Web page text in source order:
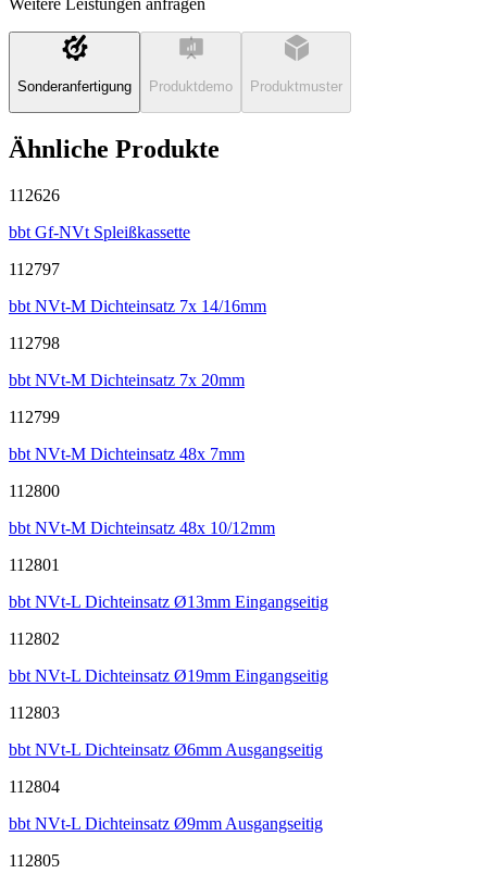
Weitere Leistungen anfragen
Sonderanfertigung Produktdemo Produktmuster
Ähnliche Produkte
112626
bbt Gf-NVt Spleißkassette
112797
bbt NVt-M Dichteinsatz 7x 14/16mm
112798
bbt NVt-M Dichteinsatz 7x 20mm
112799
bbt NVt-M Dichteinsatz 48x 7mm
112800
bbt NVt-M Dichteinsatz 48x 10/12mm
112801
bbt NVt-L Dichteinsatz Ø13mm Eingangseitig
112802
bbt NVt-L Dichteinsatz Ø19mm Eingangseitig
112803
bbt NVt-L Dichteinsatz Ø6mm Ausgangseitig
112804
bbt NVt-L Dichteinsatz Ø9mm Ausgangseitig
112805